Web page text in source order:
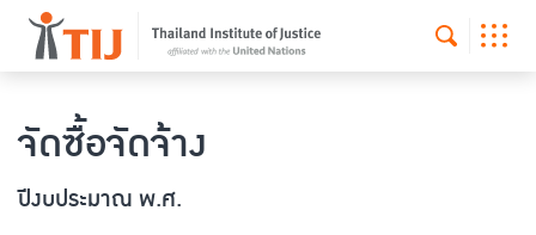
จัดซื้อจัดจ้าง
ปีงบประมาณ พ.ศ.